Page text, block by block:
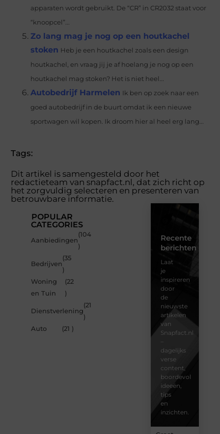
apparaten wordt gebruikt. De “CR” in CR2032 staat voor
“knoopcel”...
Zo lang mag je nog op een houtkachel
stoken Heb je een houtkachel zoals een design
houtkachel, en vraag jij je af hoelang je nog op een
houtkachel mag stoken? Het is niet heel...
Autobedrijf Harmelen Ik ben op zoek naar een
goed autobedrijf in de buurt omdat ik een nieuwe
sportwagen wil kopen. Ik droom hier al heel erg lang...
Tags:
Dit artikel is samengesteld door het
redactieteam van snapfact.nl, dat zich richt op
het zorgvuldig selecteren en presenteren van
betrouwbare informatie.
POPULAR
CATEGORIES
Aanbiedingen
(104
)
Bedrijven
(35
)
Woning
en Tuin
(22
)
Dienstverlening
(21
)
Auto
(21 )
Recente
berichten
Laat
je
inspireren
door
de
nieuwste
artikelen
van
Snapfact.nl
–
dagelijks
verse
content,
boordevol
ideeën,
tips
en
inzichten.